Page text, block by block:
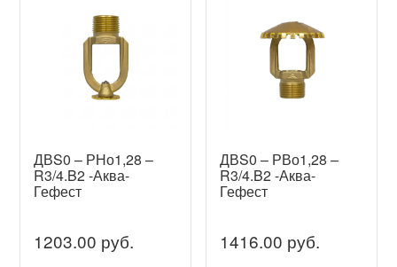
ДВS0 – РНо1,28 –
R3/4.B2 -Аква-
Гефест
1203.00 руб.
ДВS0 – РВо1,28 –
R3/4.B2 -Аква-
Гефест
1416.00 руб.